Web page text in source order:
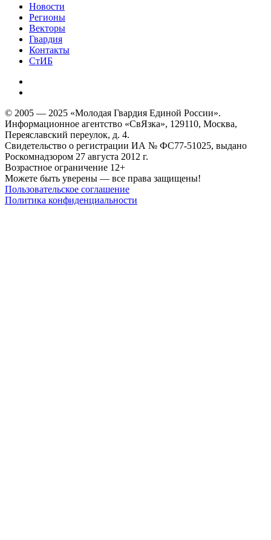
Новости
Регионы
Векторы
Гвардия
Контакты
СтИБ
© 2005 — 2025 «Молодая Гвардия Единой России».
Информационное агентство «СвЯзка», 129110, Москва,
Переяславский переулок, д. 4.
Свидетельство о регистрации ИА № ФС77-51025, выдано
Роскомнадзором 27 августа 2012 г.
Возрастное ограничение 12+
Можете быть уверены — все права защищены!
Пользовательское соглашение
Политика конфиденциальности